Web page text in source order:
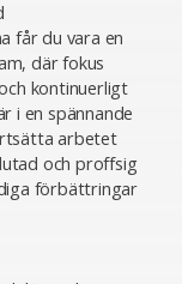
får du vara en
där fokus
kontinuerligt
i en spännande
arbetet
och proffsig
förbättringar